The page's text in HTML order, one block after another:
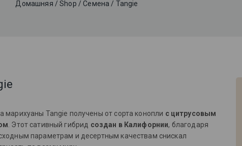
Домашняя / Shop / Семена / Tangie
марихуаны Tangie получены от сорта конопли с цитрусовым
. Этот сативный гибрид создан в Калифорнии, благодаря
параметрам и десертным качествам снискал